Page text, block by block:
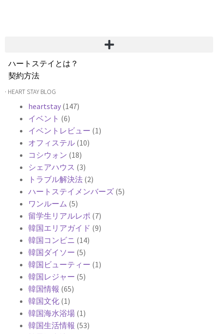
ハートステイとは？
契約方法
韓国不動産情報
よくある質問
Heartee
· HEART STAY BLOG
heartstay (147)
イベント (6)
イベントレビュー (1)
オフィステル (10)
コシウォン (18)
シェアハウス (3)
トラブル解決法 (2)
ハートステイメンバーズ (5)
ワンルーム (5)
留学生リアルレポ (7)
韓国エリアガイド (9)
韓国コンビニ (14)
韓国ダイソー (5)
韓国ビューティー (1)
韓国レジャー (5)
韓国情報 (65)
韓国文化 (1)
韓国海水浴場 (1)
韓国生活情報 (53)